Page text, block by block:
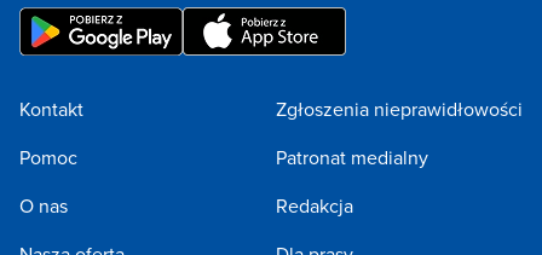
Kontakt
Pomoc
O nas
Zgłoszenia nieprawidłowości
Patronat medialny
Redakcja